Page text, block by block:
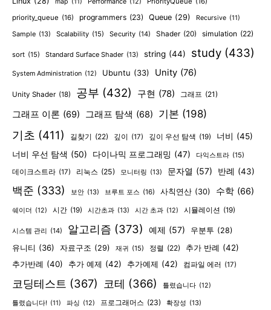
map (11) Performance (12)
priority_queue (16) programmers (23) Queue (29) Recursive (11)
Sample (13) Scalability (15) Security (14) Shader (20) simulation (22)
sort (15) Standard Surface Shader (13) string (44) study (433)
System Administration (12) Ubuntu (33) Unity (76)
Unity Shader (18) 공부 (432) 구현 (78) 그래프 (21)
그래프 이론 (69) 그래프 탐색 (68) 기본 (198)
기초 (411) 길찾기 (22) 깊이 (17) 깊이 우선 탐색 (19) 너비 (45)
너비 우선 탐색 (50) 다이나믹 프로그래밍 (47) 다익스트라 (15)
데이크스트라 (17) 리눅스 (25) 모니터링 (13) 문자열 (57) 반례 (43)
백준 (333) 보안 (13) 브루트 포스 (16) 사칙연산 (30) 수학 (66)
쉐이더 (12) 시간 (19) 시간초과 (13) 시간 초과 (12) 시뮬레이션 (19)
시스템 관리 (14) 알고리즘 (373) 예제 (57) 우분투 (28)
유니티 (36) 자료구조 (29) 재귀 (15) 정렬 (22) 추가 반례 (42)
추가반례 (40) 추가 예제 (42) 추가예제 (42) 컴파일 에러 (17)
코딩테스트 (367) 코테 (366) 틀렸습니다 (12)
틀렸습니다! (11) 파싱 (12) 프로그래머스 (23) 확장성 (13)